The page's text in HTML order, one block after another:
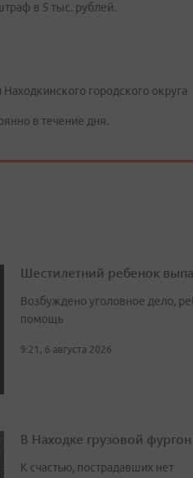
в 5 тыс. рублей.
городского округа
в течение дня.
Шестилетний ребенок
Возбуждено уголовное дело,
помощь
9:21, 6 августа 2026
В Находке грузовой
К счастью, пострадавших нет